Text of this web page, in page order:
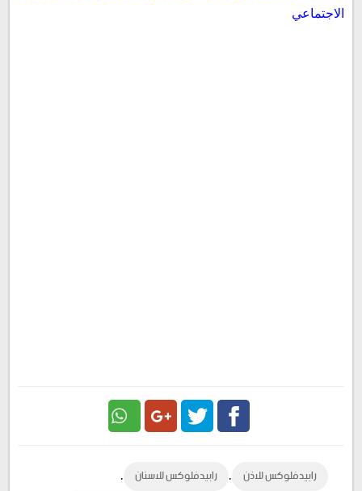
الاجتماعي
Plus رابيدفلوكس للاذن , رابيدفلوكس للاسنان ,